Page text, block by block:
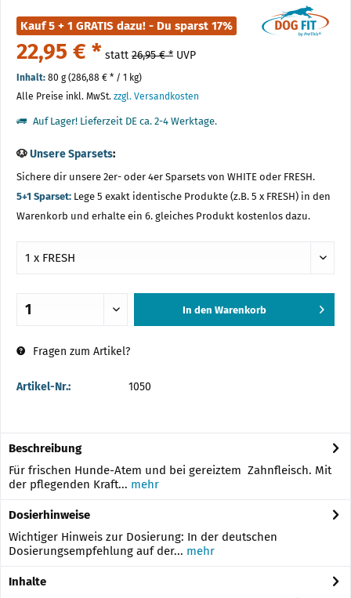
Kauf 5 + 1 GRATIS dazu! - Du sparst 17%
22,95 € * statt 26,95 € * UVP
Inhalt: 80 g (286,88 € * / 1 kg)
Alle Preise inkl. MwSt. zzgl. Versandkosten
Auf Lager! Lieferzeit DE ca. 2-4 Werktage.
🐶Unsere Sparsets:
Sichere dir unsere 2er- oder 4er Sparsets von WHITE oder FRESH.
5+1 Sparset: Lege 5 exakt identische Produkte (z.B. 5 x FRESH) in den
Warenkorb und erhalte ein 6. gleiches Produkt kostenlos dazu.
In den Warenkorb
Fragen zum Artikel?
Artikel-Nr.: 1050
Beschreibung
Für frischen Hunde-Atem und bei gereiztem Zahnfleisch. Mit
der pflegenden Kraft... mehr
Dosierhinweise
Wichtiger Hinweis zur Dosierung: In der deutschen
Dosierungsempfehlung auf der... mehr
Inhalte